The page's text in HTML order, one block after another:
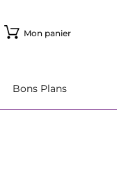
Mon panier
Bons Plans